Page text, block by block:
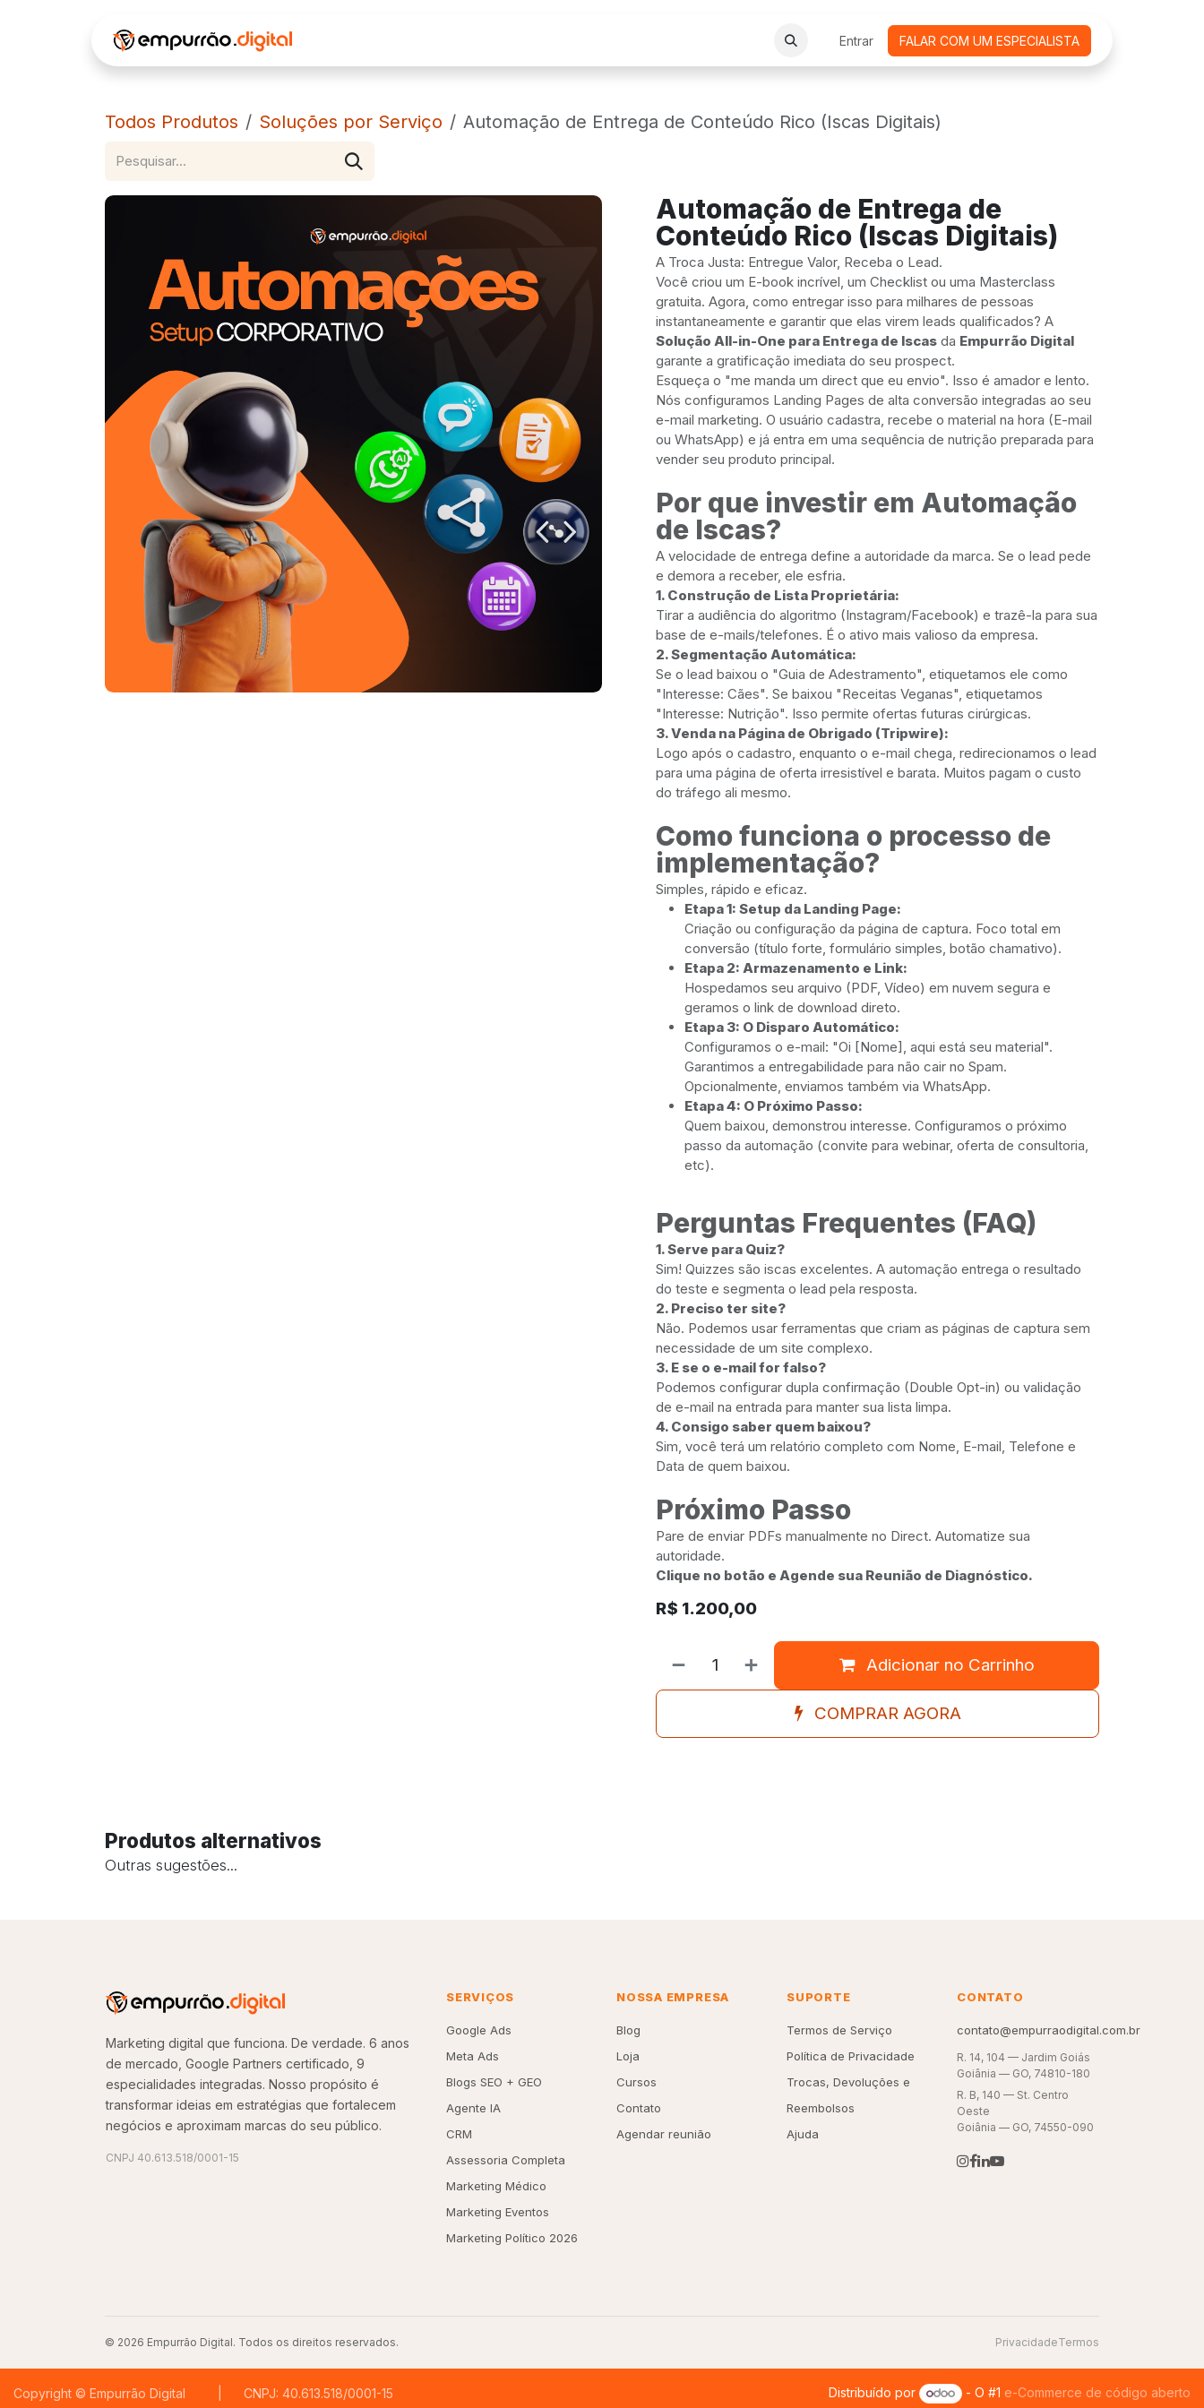
LOJA VIRTUAL CURSOS ONLINE AGENDAMENTO DE REUNIÕES
Entrar FALAR COM UM ESPECIALISTA
Todos Produtos Soluções por Serviço Automação de Entrega de Conteúdo Rico (Iscas Digitais)
Automação de Entrega de
Conteúdo Rico (Iscas Digitais)
A Troca Justa: Entregue Valor, Receba o Lead.
Você criou um E-book incrível, um Checklist ou uma Masterclass
gratuita. Agora, como entregar isso para milhares de pessoas
instantaneamente e garantir que elas virem leads qualificados? A
Solução All-in-One para Entrega de Iscas da Empurrão Digital
garante a gratificação imediata do seu prospect.
Esqueça o "me manda um direct que eu envio". Isso é amador e lento.
Nós configuramos Landing Pages de alta conversão integradas ao seu
e-mail marketing. O usuário cadastra, recebe o material na hora (E-mail
ou WhatsApp) e já entra em uma sequência de nutrição preparada para
vender seu produto principal.
Por que investir em Automação
de Iscas?
A velocidade de entrega define a autoridade da marca. Se o lead pede
e demora a receber, ele esfria.
1. Construção de Lista Proprietária:
Tirar a audiência do algoritmo (Instagram/Facebook) e trazê-la para sua
base de e-mails/telefones. É o ativo mais valioso da empresa.
2. Segmentação Automática:
Se o lead baixou o "Guia de Adestramento", etiquetamos ele como
"Interesse: Cães". Se baixou "Receitas Veganas", etiquetamos
"Interesse: Nutrição". Isso permite ofertas futuras cirúrgicas.
3. Venda na Página de Obrigado (Tripwire):
Logo após o cadastro, enquanto o e-mail chega, redirecionamos o lead
para uma página de oferta irresistível e barata. Muitos pagam o custo
do tráfego ali mesmo.
Como funciona o processo de
implementação?
Simples, rápido e eficaz.
Etapa 1: Setup da Landing Page:
Criação ou configuração da página de captura. Foco total em
conversão (título forte, formulário simples, botão chamativo).
Etapa 2: Armazenamento e Link:
Hospedamos seu arquivo (PDF, Vídeo) em nuvem segura e
geramos o link de download direto.
Etapa 3: O Disparo Automático:
Configuramos o e-mail: "Oi [Nome], aqui está seu material".
Garantimos a entregabilidade para não cair no Spam.
Opcionalmente, enviamos também via WhatsApp.
Etapa 4: O Próximo Passo:
Quem baixou, demonstrou interesse. Configuramos o próximo
passo da automação (convite para webinar, oferta de consultoria,
etc).
Perguntas Frequentes (FAQ)
1. Serve para Quiz?
Sim! Quizzes são iscas excelentes. A automação entrega o resultado
do teste e segmenta o lead pela resposta.
2. Preciso ter site?
Não. Podemos usar ferramentas que criam as páginas de captura sem
necessidade de um site complexo.
3. E se o e-mail for falso?
Podemos configurar dupla confirmação (Double Opt-in) ou validação
de e-mail na entrada para manter sua lista limpa.
4. Consigo saber quem baixou?
Sim, você terá um relatório completo com Nome, E-mail, Telefone e
Data de quem baixou.
Próximo Passo
Pare de enviar PDFs manualmente no Direct. Automatize sua
autoridade.
Clique no botão e Agende sua Reunião de Diagnóstico.
R$ 1.200,00
Adicionar no Carrinho
COMPRAR AGORA
Produtos alternativos
Outras sugestões...
Marketing digital que funciona. De verdade. 6 anos
de mercado, Google Partners certificado, 9
especialidades integradas. Nosso propósito é
transformar ideias em estratégias que fortalecem
negócios e aproximam marcas do seu público.
CNPJ 40.613.518/0001-15
SERVIÇOS
Google Ads
Meta Ads
Blogs SEO + GEO
Agente IA
CRM
Assessoria Completa
Marketing Médico
Marketing Eventos
Marketing Político 2026
NOSSA EMPRESA
Blog
Loja
Cursos
Contato
Agendar reunião
SUPORTE
Termos de Serviço
Política de Privacidade
Trocas, Devoluções e
Reembolsos
Ajuda
CONTATO
contato@empurraodigital.com.br
R. 14, 104 — Jardim Goiás
Goiânia — GO, 74810-180
R. B, 140 — St. Centro
Oeste
Goiânia — GO, 74550-090
© 2026 Empurrão Digital. Todos os direitos reservados. PrivacidadeTermos
Copyright © Empurrão Digital | CNPJ: 40.613.518/0001-15 Distribuído por - O #1 e-Commerce de código aberto